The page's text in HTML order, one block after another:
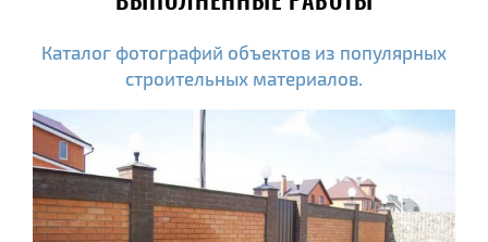
Каталог фотографий объектов из популярных
строительных материалов.